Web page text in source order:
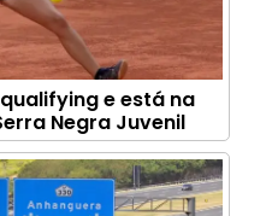
e está na
Negra Juvenil